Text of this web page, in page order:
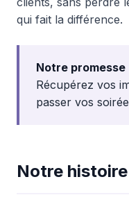
qui fait la différence.
Notre promesse
Récupérez vos
passer vos
Notre histoire